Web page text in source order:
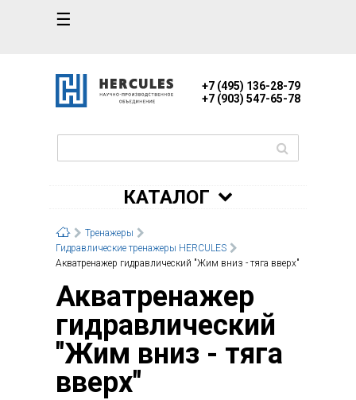
☰
+7 (495) 136-28-79
+7 (903) 547-65-78
КАТАЛОГ
Тренажеры
Гидравлические тренажеры HERCULES
Акватренажер гидравлический "Жим вниз - тяга вверх"
Акватренажер
гидравлический
"Жим вниз - тяга
вверх"